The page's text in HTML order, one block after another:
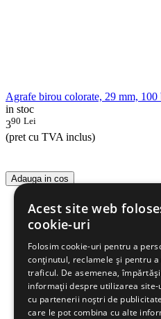
Agrafe birou colorate, 29 mm,
in stoc
390 Lei
(pret cu TVA inclus)
Adauga in cos
Acest site web
cookie-uri
Folosim cookie-uri pentru a
conținutul, reclamele și pentru a
traficul. De asemenea,
informații despre utilizarea site-
cu partenerii noștri de
care le pot combina cu alte